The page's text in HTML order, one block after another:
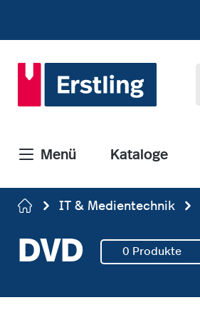
Menü Kataloge
IT & Medientechnik
DVD 0 Produkte